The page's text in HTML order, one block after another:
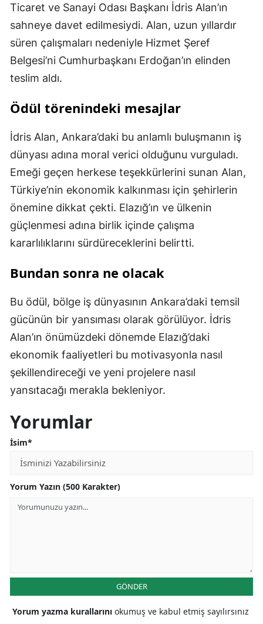
Ticaret ve Sanayi Odası Başkanı İdris Alan’ın
sahneye davet edilmesiydi. Alan, uzun yıllardır
süren çalışmaları nedeniyle Hizmet Şeref
Belgesi’ni Cumhurbaşkanı Erdoğan’ın elinden
teslim aldı.
Ödül törenindeki mesajlar
İdris Alan, Ankara’daki bu anlamlı buluşmanın iş
dünyası adına moral verici olduğunu vurguladı.
Emeği geçen herkese teşekkürlerini sunan Alan,
Türkiye’nin ekonomik kalkınması için şehirlerin
önemine dikkat çekti. Elazığ’ın ve ülkenin
güçlenmesi adına birlik içinde çalışma
kararlılıklarını sürdüreceklerini belirtti.
Bundan sonra ne olacak
Bu ödül, bölge iş dünyasının Ankara’daki temsil
gücünün bir yansıması olarak görülüyor. İdris
Alan’ın önümüzdeki dönemde Elazığ’daki
ekonomik faaliyetleri bu motivasyonla nasıl
şekillendireceği ve yeni projelere nasıl
yansıtacağı merakla bekleniyor.
Yorumlar
İsim*
Yorum Yazın (500 Karakter)
GÖNDER
Yorum yazma kurallarını okumuş ve kabul etmiş sayılırsınız